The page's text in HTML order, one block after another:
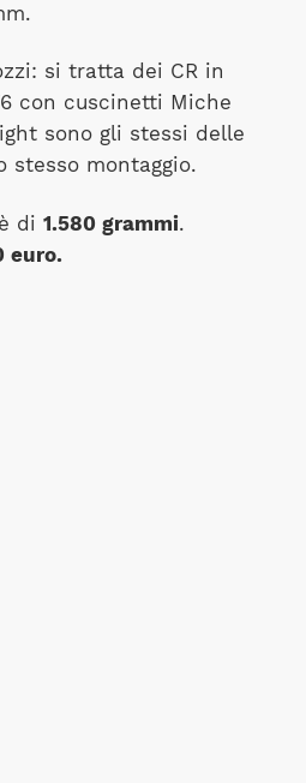
si tratta dei CR in
con cuscinetti Miche
sono gli stessi delle
stesso montaggio.
di 1.580 grammi.
euro.